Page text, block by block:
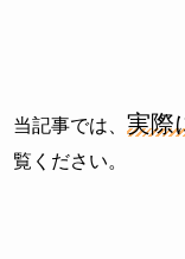
当記事では、 実際
覧ください。